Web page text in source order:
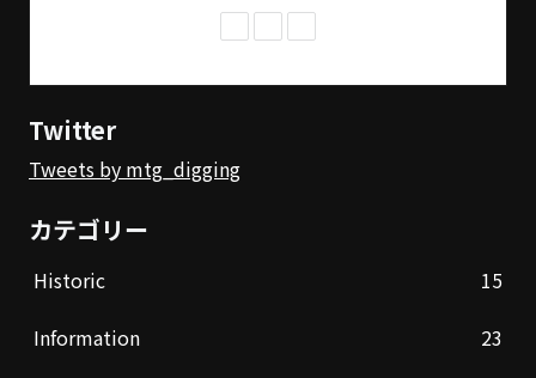
Twitter
Tweets by mtg_digging
カテゴリー
Historic
15
Information
23